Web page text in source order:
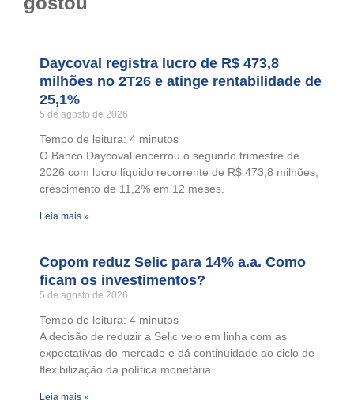
Daycoval registra lucro de R$ 473,8
milhões no 2T26 e atinge rentabilidade de
25,1%
5 de agosto de 2026
Tempo de leitura: 4 minutos
O Banco Daycoval encerrou o segundo trimestre de
2026 com lucro líquido recorrente de R$ 473,8 milhões,
crescimento de 11,2% em 12 meses.
Leia mais »
Copom reduz Selic para 14% a.a. Como
ficam os investimentos?
5 de agosto de 2026
Tempo de leitura: 4 minutos
A decisão de reduzir a Selic veio em linha com as
expectativas do mercado e dá continuidade ao ciclo de
flexibilização da política monetária.
Leia mais »